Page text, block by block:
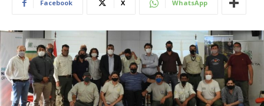
Facebook X WhatsApp